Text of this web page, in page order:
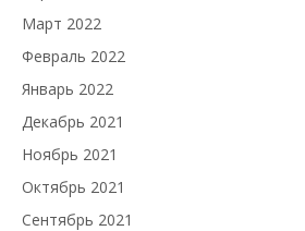
Март 2022
Февраль 2022
Январь 2022
Декабрь 2021
Ноябрь 2021
Октябрь 2021
Сентябрь 2021